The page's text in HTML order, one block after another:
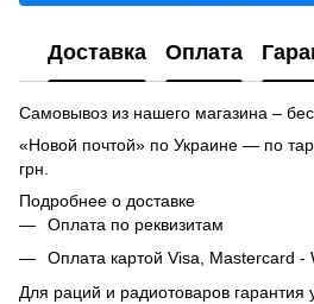
Доставка Оплата
Самовывоз из нашего магазина –
«Новой почтой» по Украине — по
грн.
Подробнее о доставке
Оплата по реквизитам
Оплата картой Visa, Mastercard -
Для раций и радиотоваров гарантия